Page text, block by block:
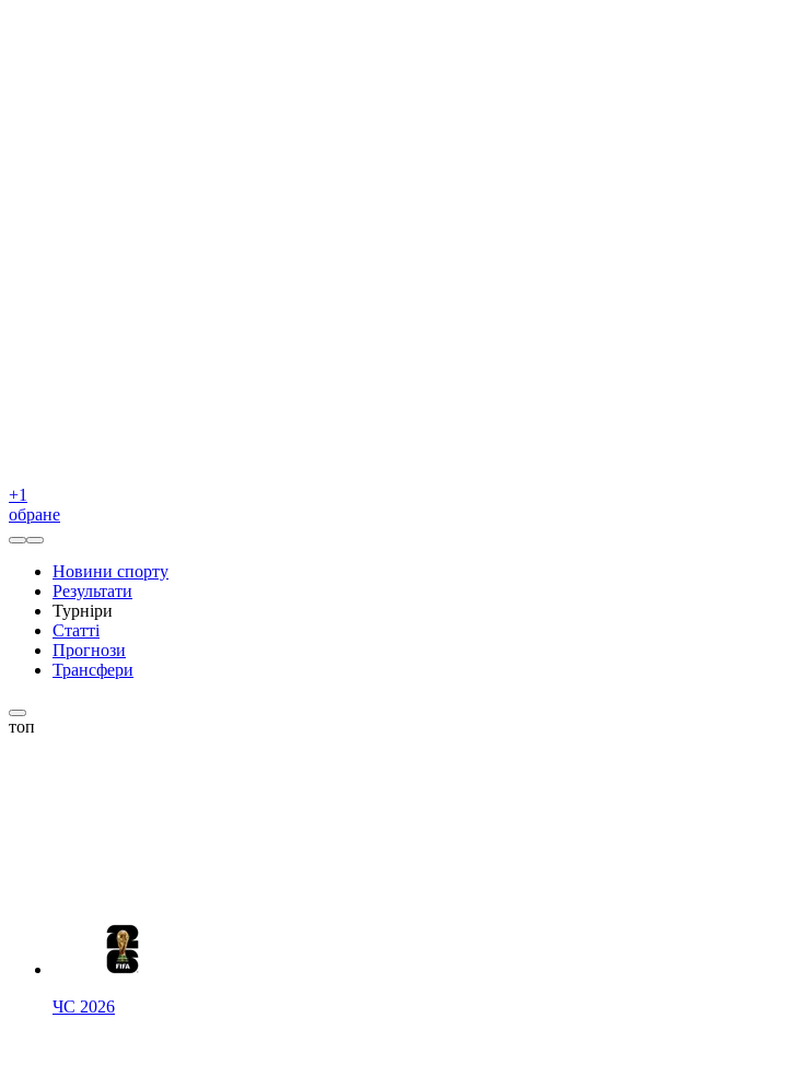
+1
обране
Новини спорту
Результати
Турніри
Статті
Прогнози
Трансфери
топ
ЧС 2026